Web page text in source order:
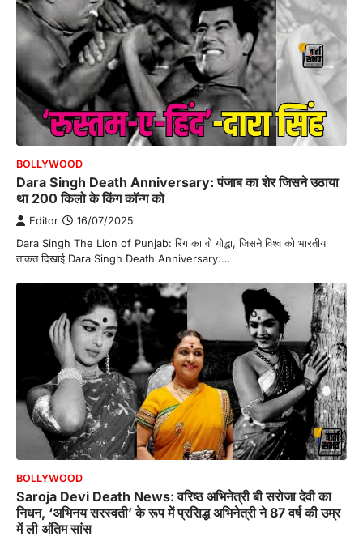
BOLLYWOOD
Dara Singh Death Anniversary: पंजाब का शेर जिसने उठाया
था 200 किलो के किंग कॉन्ग को
Editor 16/07/2025
Dara Singh The Lion of Punjab: रिंग का वो योद्धा, जिसने विश्व को भारतीय
ताकत दिखाई Dara Singh Death Anniversary:…
BOLLYWOOD
Saroja Devi Death News: वरिष्ठ अभिनेत्री बी सरोजा देवी का
निधन, ‘अभिनय सरस्वती’ के रूप में प्रसिद्ध अभिनेत्री ने 87 वर्ष की उम्र
में ली अंतिम सांस